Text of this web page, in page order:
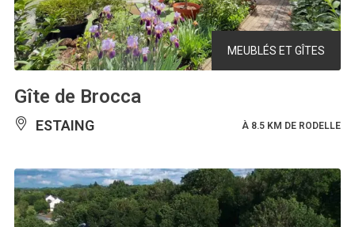
MEUBLÉS ET GÎTES
Gîte de Brocca
ESTAING À 8.5 KM DE RODELLE